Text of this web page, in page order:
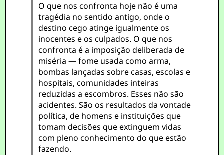
O que nos confronta hoje não é uma
tragédia no sentido antigo, onde o
destino cego atinge igualmente os
inocentes e os culpados. O que nos
confronta é a imposição deliberada de
miséria — fome usada como arma,
bombas lançadas sobre casas, escolas e
hospitais, comunidades inteiras
reduzidas a escombros. Esses não são
acidentes. São os resultados da vontade
política, de homens e instituições que
tomam decisões que extinguem vidas
com pleno conhecimento do que estão
fazendo.